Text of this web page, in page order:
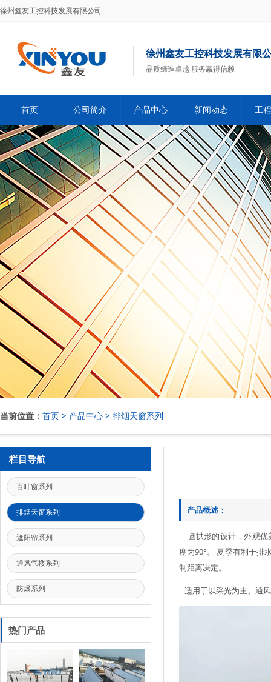
徐州鑫友工控科技发展有限公司
徐州鑫友工控科技发展有限
品质缔造卓越 服务赢得信赖
首页 公司简介 产品中心 新闻动态 工
当前位置： 首页 > 产品中心 > 排烟天窗系列
栏目导航
百叶窗系列
排烟天窗系列
遮阳帘系列
通风气楼系列
防爆系列
热门产品
产品概述：
圆拱形的设计，外观
度为90°。 夏季有利于排
制距离决定。
适用于以采光为主、通